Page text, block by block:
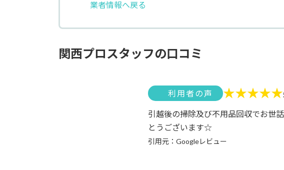
業者情報へ戻る
関西プロスタッフの口コミ
利用者の声 ★★★★★
引越後の掃除及び不用品回収でお世
とうございます☆
引用元：Googleレビュー